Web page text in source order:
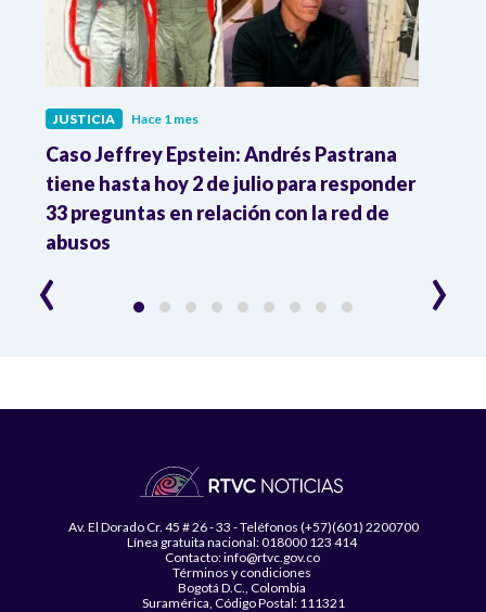
JUSTICIA Hace 1 mes
Caso Jeffrey Epstein: Andrés Pastrana
tiene hasta hoy 2 de julio para responder
33 preguntas en relación con la red de
abusos
‹ ›
Av. El Dorado Cr. 45 # 26 - 33 - Teléfonos (+57)(601) 2200700
Línea gratuita nacional: 018000 123 414
Contacto: info@rtvc.gov.co
Términos y condiciones
Bogotá D.C., Colombia
Suramérica, Código Postal: 111321